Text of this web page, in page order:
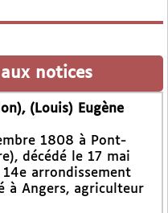
notices
(Louis) Eugène
1808 à Pont-
décédé le 17 mai
14e arrondissement
à Angers, agriculteur